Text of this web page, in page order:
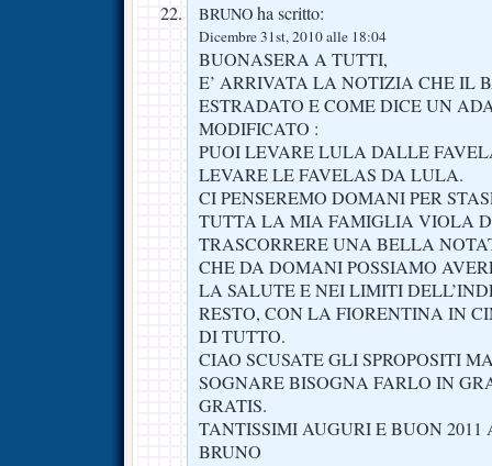
BRUNO ha scritto:
Dicembre 31st, 2010 alle 18:04
BUONASERA A TUTTI,
E’ ARRIVATA LA NOTIZIA CHE IL
ESTRADATO E COME DICE UN
MODIFICATO :
PUOI LEVARE LULA DALLE
LEVARE LE FAVELAS DA LULA.
CI PENSEREMO DOMANI PER
TUTTA LA MIA FAMIGLIA VIOLA
TRASCORRERE UNA BELLA
CHE DA DOMANI POSSIAMO
LA SALUTE E NEI LIMITI
RESTO, CON LA FIORENTINA IN
DI TUTTO.
CIAO SCUSATE GLI SPROPOSITI
SOGNARE BISOGNA FARLO IN
GRATIS.
TANTISSIMI AUGURI E BUON 2011
BRUNO